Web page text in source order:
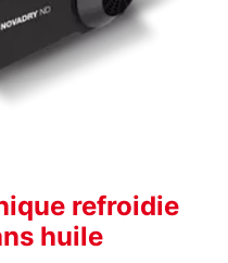
refroidie
huile